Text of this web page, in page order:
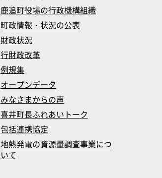
鹿追町役場の行政機構組織
町政情報・状況の公表
財政状況
行財政改革
例規集
オープンデータ
みなさまからの声
喜井町長ふれあいトーク
包括連携協定
地熱発電の資源量調査事業につ
いて